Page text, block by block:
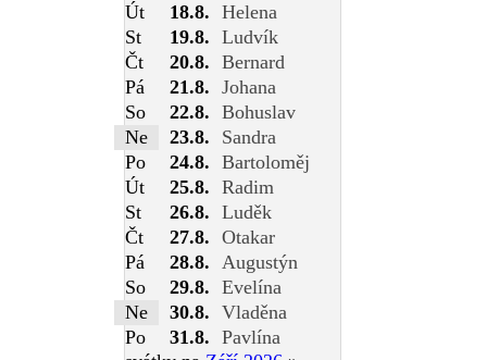
Út
18.8. Helena
St
19.8. Ludvík
Čt
20.8. Bernard
Pá
21.8. Johana
So
22.8. Bohuslav
Ne
23.8.
Sandra
Po
24.8. Bartoloměj
Út
25.8. Radim
St
26.8. Luděk
Čt
27.8. Otakar
Pá
28.8. Augustýn
So
29.8. Evelína
Ne
30.8. Vladěna
Po
31.8. Pavlína